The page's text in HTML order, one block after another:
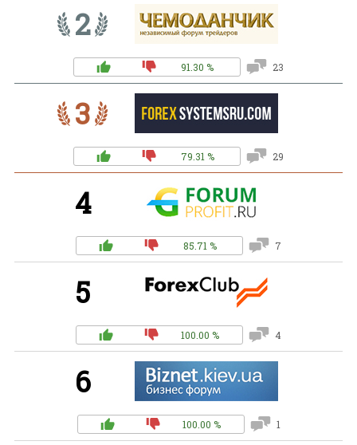
2
91.30 % 23
3
79.31 % 29
4
85.71 % 7
5
100.00 % 4
6
100.00 % 1